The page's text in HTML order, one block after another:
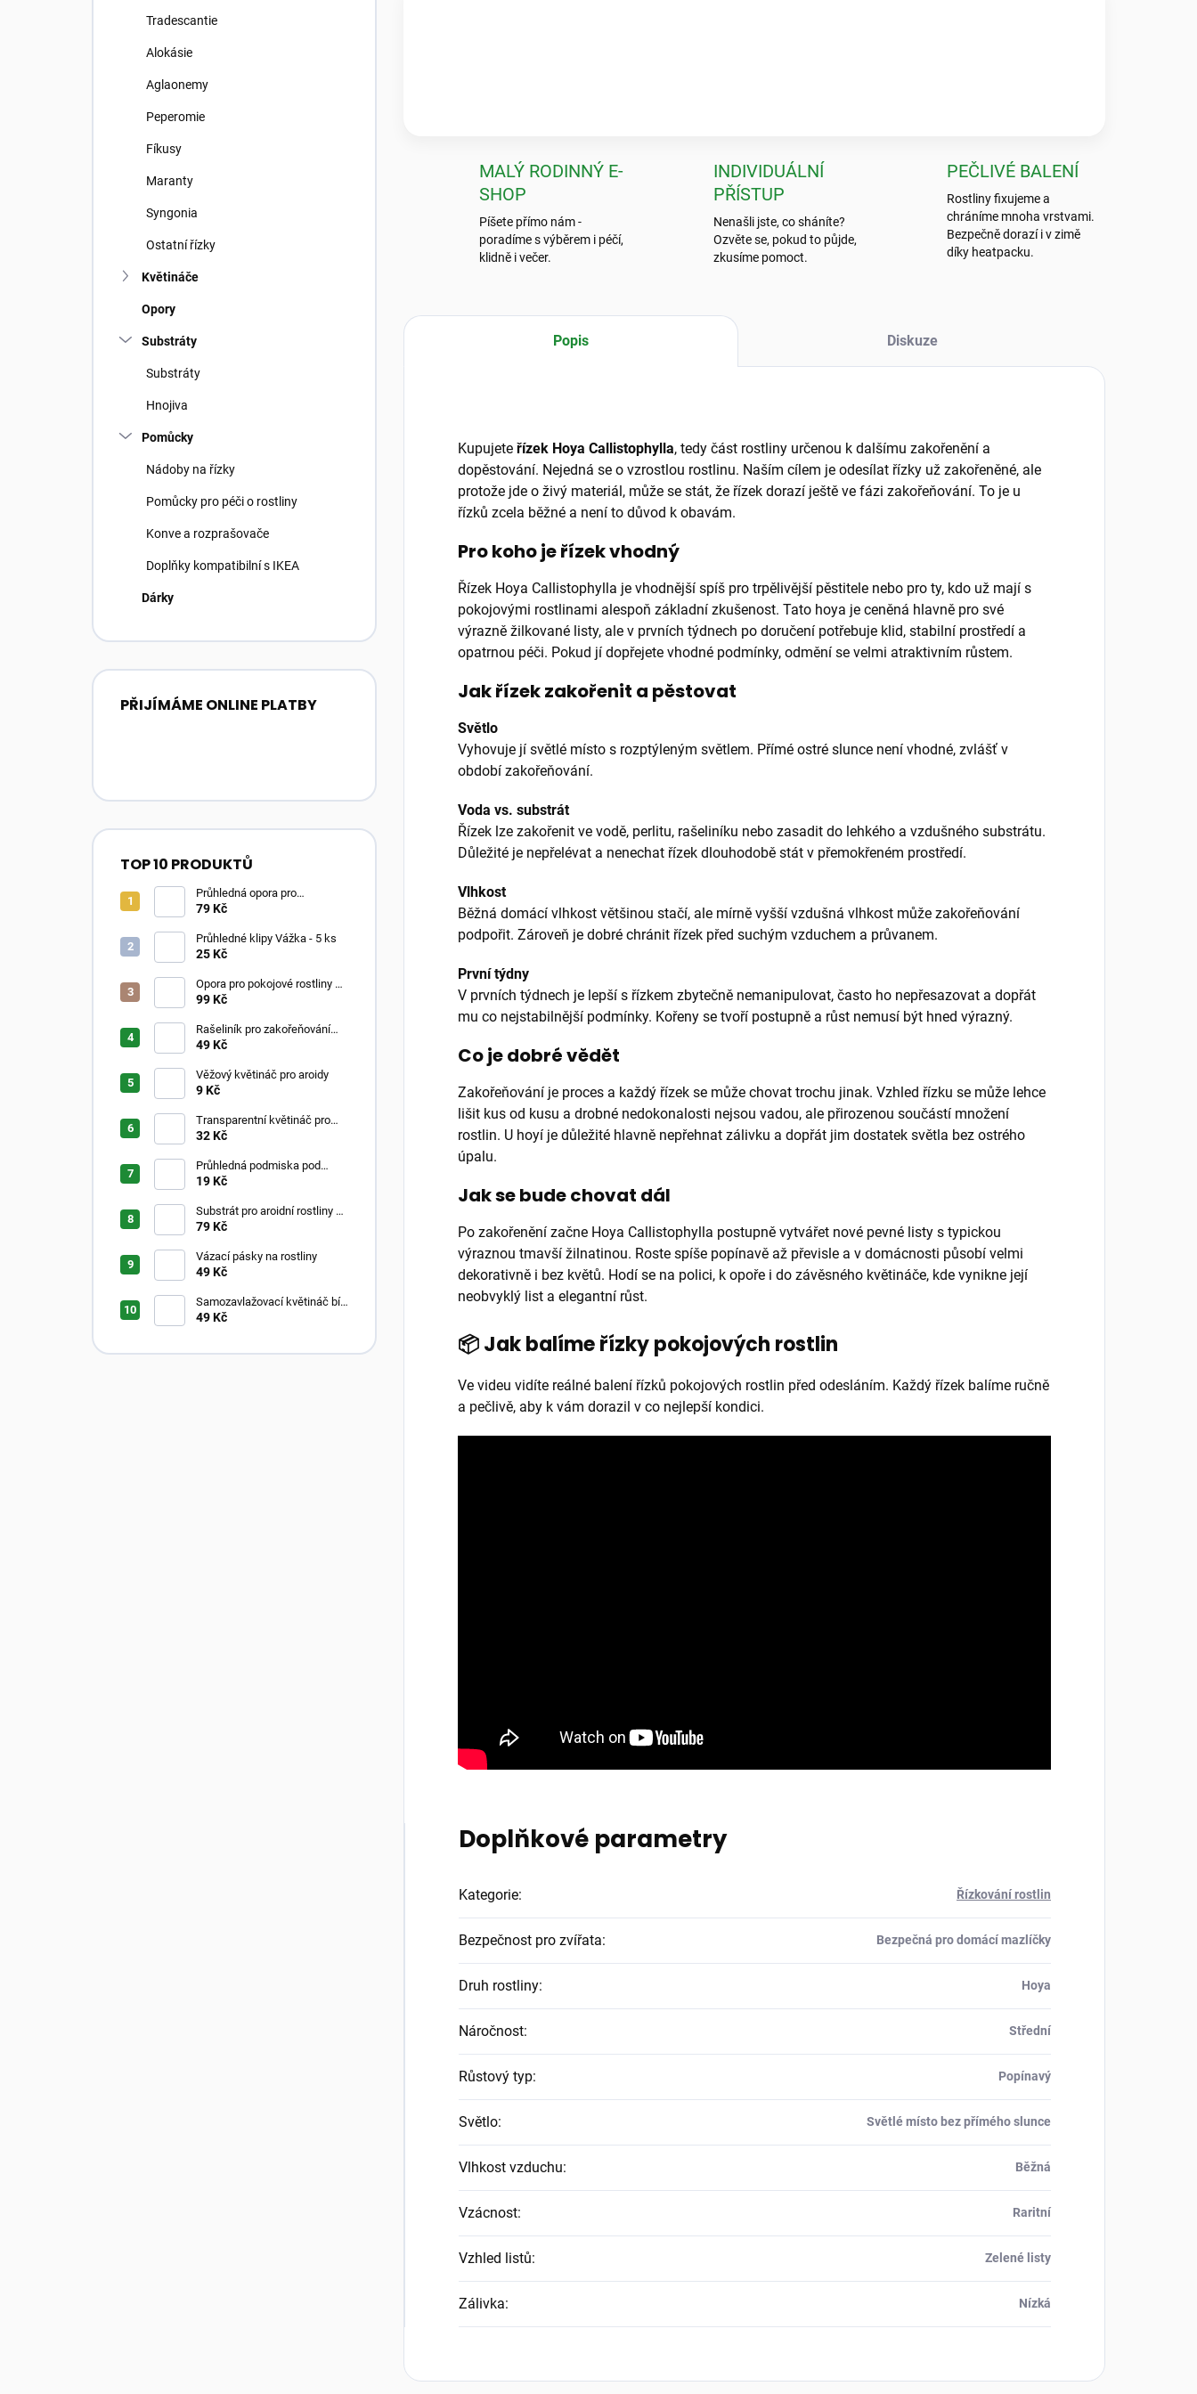
Tradescantie
Alokásie
Aglaonemy
Peperomie
Fíkusy
Maranty
Syngonia
Ostatní řízky
Květináče
Opory
Substráty
Substráty
Hnojiva
Pomůcky
Nádoby na řízky
Pomůcky pro péči o rostliny
Konve a rozprašovače
Doplňky kompatibilní s IKEA
Dárky
PŘIJÍMÁME ONLINE PLATBY
TOP 10 PRODUKTŮ
Průhledná opora pro
pokojovky ve tvaru oblouku
79 Kč
Průhledné klipy Vážka - 5 ks
25 Kč
Opora pro pokojové rostliny –
Moss Poles Classic
99 Kč
Rašeliník pro zakořeňování
řízků
49 Kč
Věžový květináč pro aroidy
9 Kč
Transparentní květináč pro
aroidy
32 Kč
Průhledná podmiska pod
květináč
19 Kč
Substrát pro aroidní rostliny –
Aroid Mix
79 Kč
Vázací pásky na rostliny
49 Kč
Samozavlažovací květináč bílý
s průhledným vnitřkem
49 Kč
MALÝ RODINNÝ E-
SHOP
Píšete přímo nám -
poradíme s výběrem i péčí,
klidně i večer.
INDIVIDUÁLNÍ
PŘÍSTUP
Nenašli jste, co sháníte?
Ozvěte se, pokud to půjde,
zkusíme pomoct.
PEČLIVÉ BALENÍ
Rostliny fixujeme a
chráníme mnoha vrstvami.
Bezpečně dorazí i v zimě
díky heatpacku.
Popis Diskuze
Kupujete řízek Hoya Callistophylla, tedy část rostliny určenou k dalšímu zakořenění a
dopěstování. Nejedná se o vzrostlou rostlinu. Naším cílem je odesílat řízky už zakořeněné, ale
protože jde o živý materiál, může se stát, že řízek dorazí ještě ve fázi zakořeňování. To je u
řízků zcela běžné a není to důvod k obavám.
Pro koho je řízek vhodný
Řízek Hoya Callistophylla je vhodnější spíš pro trpělivější pěstitele nebo pro ty, kdo už mají s
pokojovými rostlinami alespoň základní zkušenost. Tato hoya je ceněná hlavně pro své
výrazně žilkované listy, ale v prvních týdnech po doručení potřebuje klid, stabilní prostředí a
opatrnou péči. Pokud jí dopřejete vhodné podmínky, odmění se velmi atraktivním růstem.
Jak řízek zakořenit a pěstovat
Světlo
Vyhovuje jí světlé místo s rozptýleným světlem. Přímé ostré slunce není vhodné, zvlášť v
období zakořeňování.
Voda vs. substrát
Řízek lze zakořenit ve vodě, perlitu, rašeliníku nebo zasadit do lehkého a vzdušného substrátu.
Důležité je nepřelévat a nenechat řízek dlouhodobě stát v přemokřeném prostředí.
Vlhkost
Běžná domácí vlhkost většinou stačí, ale mírně vyšší vzdušná vlhkost může zakořeňování
podpořit. Zároveň je dobré chránit řízek před suchým vzduchem a průvanem.
První týdny
V prvních týdnech je lepší s řízkem zbytečně nemanipulovat, často ho nepřesazovat a dopřát
mu co nejstabilnější podmínky. Kořeny se tvoří postupně a růst nemusí být hned výrazný.
Co je dobré vědět
Zakořeňování je proces a každý řízek se může chovat trochu jinak. Vzhled řízku se může lehce
lišit kus od kusu a drobné nedokonalosti nejsou vadou, ale přirozenou součástí množení
rostlin. U hoyí je důležité hlavně nepřehnat zálivku a dopřát jim dostatek světla bez ostrého
úpalu.
Jak se bude chovat dál
Po zakořenění začne Hoya Callistophylla postupně vytvářet nové pevné listy s typickou
výraznou tmavší žilnatinou. Roste spíše popínavě až převisle a v domácnosti působí velmi
dekorativně i bez květů. Hodí se na polici, k opoře i do závěsného květináče, kde vynikne její
neobvyklý list a elegantní růst.
📦 Jak balíme řízky pokojových rostlin
Ve videu vidíte reálné balení řízků pokojových rostlin před odesláním. Každý řízek balíme ručně
a pečlivě, aby k vám dorazil v co nejlepší kondici.
Doplňkové parametry
Kategorie: Řízkování rostlin
Bezpečnost pro zvířata: Bezpečná pro domácí mazlíčky
Druh rostliny: Hoya
Náročnost: Střední
Růstový typ: Popínavý
Světlo: Světlé místo bez přímého slunce
Vlhkost vzduchu: Běžná
Vzácnost: Raritní
Vzhled listů: Zelené listy
Zálivka: Nízká